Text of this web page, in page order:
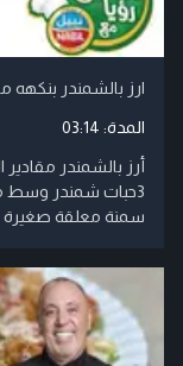
ارز بالشمندر بنكهه
المدة: 03:14
3حبات شمندر وسط
سمنة معلقة صغيرة